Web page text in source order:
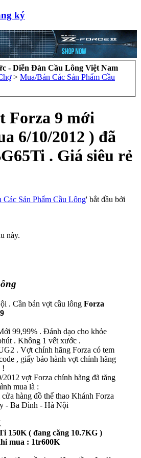
ký
- Diễn Đàn Cầu Lông Việt Nam
> Mua/Bán Các Sản Phẩm Cầu
Forza 9 mới
6/10/2012 ) đã
. Giá siêu rẻ
Các Sản Phẩm Cầu Lông' bắt đầu bởi
này.
. Cần bán vợt cầu lông Forza
99,99% . Đánh dạo cho khỏe
. Không 1 vết xước .
. Vợt chính hãng Forza có tem
, giấy bảo hành vợt chính hãng
!
vợt Forza chính hãng đã tăng
mua là :
hàng đồ thể thao Khánh Forza
- Ba Đình - Hà Nội
150K ( đang căng 10.7KG )
mua : 1tr600K